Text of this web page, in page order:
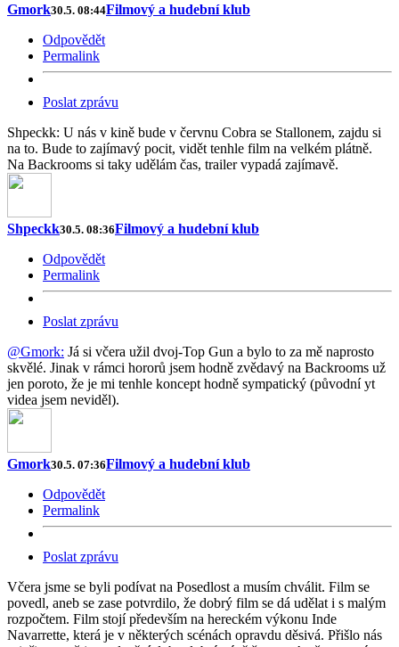
Gmork30.5. 08:44Filmový a hudební klub
Odpovědět
Permalink
Poslat zprávu
Shpeckk: U nás v kině bude v červnu Cobra se Stallonem, zajdu si
na to. Bude to zajímavý pocit, vidět tenhle film na velkém plátně.
Na Backrooms si taky udělám čas, trailer vypadá zajímavě.
Shpeckk30.5. 08:36Filmový a hudební klub
Odpovědět
Permalink
Poslat zprávu
@Gmork: Já si včera užil dvoj-Top Gun a bylo to za mě naprosto
skvělé. Jinak v rámci hororů jsem hodně zvědavý na Backrooms už
jen poroto, že je mi tenhle koncept hodně sympatický (původní yt
videa jsem neviděl).
Gmork30.5. 07:36Filmový a hudební klub
Odpovědět
Permalink
Poslat zprávu
Včera jsme se byli podívat na Posedlost a musím chválit. Film se
povedl, aneb se zase potvrdilo, že dobrý film se dá udělat i s malým
rozpočtem. Film stojí především na hereckém výkonu Inde
Navarrette, která je v některých scénách opravdu děsivá. Přišlo nás